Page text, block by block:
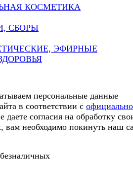
КОСМЕТИКА
СБОРЫ
ЭФИРНЫЕ
персональные данные
в соответствии с
даете согласия на обработку
вам необходимо покинуть наш